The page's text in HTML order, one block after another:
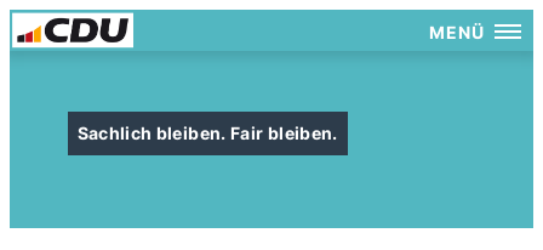
MENÜ
Sachlich bleiben. Fair bleiben.